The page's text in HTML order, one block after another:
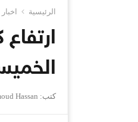
الرئيسية اخبار
الخميس 8
كتب: Hassan